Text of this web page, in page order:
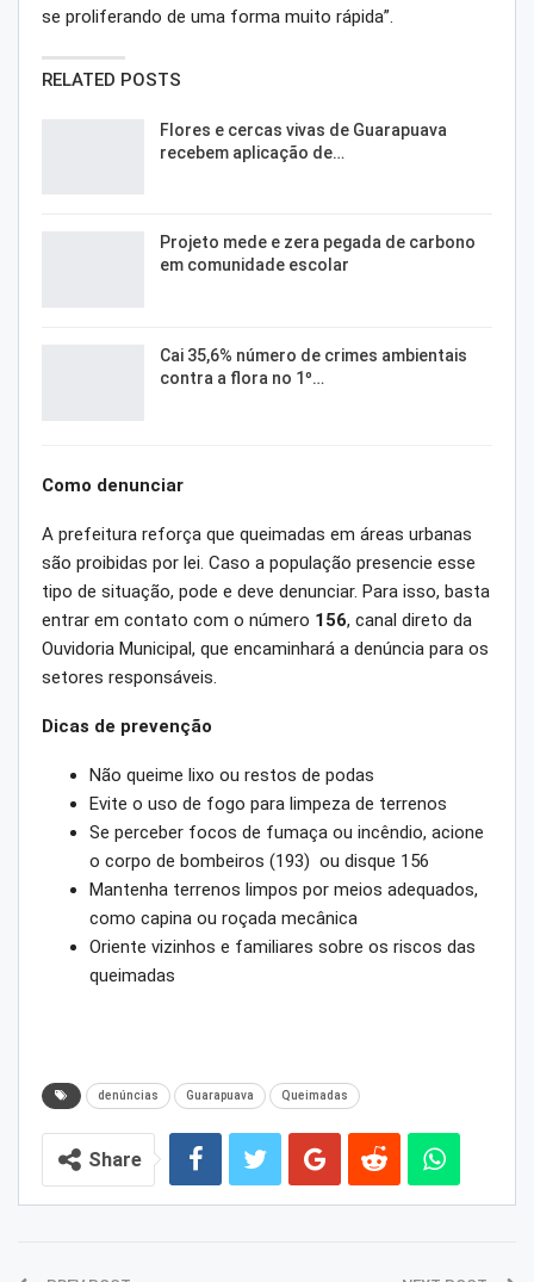
se proliferando de uma forma muito rápida”.
RELATED POSTS
Flores e cercas vivas de Guarapuava
recebem aplicação de…
Projeto mede e zera pegada de carbono
em comunidade escolar
Cai 35,6% número de crimes ambientais
contra a flora no 1º…
Como denunciar
A prefeitura reforça que queimadas em áreas urbanas
são proibidas por lei. Caso a população presencie esse
tipo de situação, pode e deve denunciar. Para isso, basta
entrar em contato com o número 156, canal direto da
Ouvidoria Municipal, que encaminhará a denúncia para os
setores responsáveis.
Dicas de prevenção
Não queime lixo ou restos de podas
Evite o uso de fogo para limpeza de terrenos
Se perceber focos de fumaça ou incêndio, acione
o corpo de bombeiros (193) ou disque 156
Mantenha terrenos limpos por meios adequados,
como capina ou roçada mecânica
Oriente vizinhos e familiares sobre os riscos das
queimadas
denúncias Guarapuava Queimadas
Share